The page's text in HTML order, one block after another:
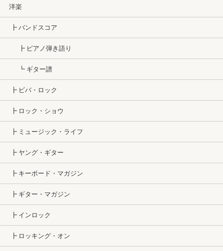
洋楽
┣ バンドスコア
┣ ピアノ弾き語り
┗ ギター譜
┣ ビバ・ロック
┣ ロック・ショウ
┣ ミュージック・ライフ
┣ ヤング・ギター
┣ キーボード・マガジン
┣ ギター・マガジン
┣ インロック
┣ ロッキング・オン